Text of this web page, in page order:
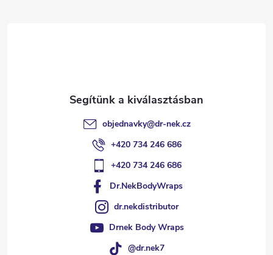
objednavky@dr-nek.cz
+420 734 246 686
+420 734 246 686
Dr.NekBodyWraps
dr.nekdistributor
Drnek Body Wraps
@dr.nek7